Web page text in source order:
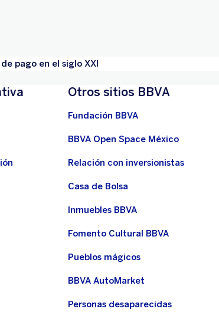
pago en el siglo XXI
Otros sitios BBVA
Fundación BBVA
BBVA Open Space México
Relación con inversionistas
Casa de Bolsa
Inmuebles BBVA
Fomento Cultural BBVA
Pueblos mágicos
BBVA AutoMarket
Personas desaparecidas